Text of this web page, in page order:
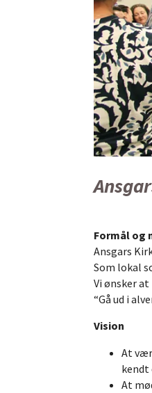
Formål og
Ansgars
Som lokal
Vi ønsker
“Gå ud i
Vision
At
kendt
At